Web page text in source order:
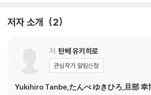
2장 커피, 시작의 이야기
에티오피아 서남부에 진출 051·《의학전범》에도
056·《동방견문록》에서 말하는 에티오피아 정세
시욘 060·열쇠를 쥔 하라 062·예멘의 카와 064·
분 카와와 기실 카와 070
저자 소개 2
저 탄베 유키히로
관심작가 알림신청
Yukihiro Tanbe,たんべ ゆきひろ,旦部 幸